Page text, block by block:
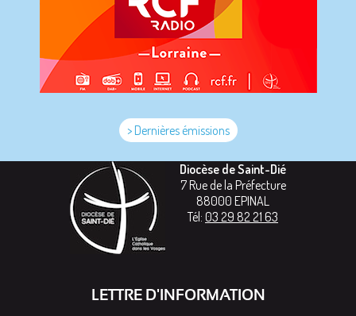
> Dernières émissions
Diocèse de Saint-Dié
7 Rue de la Préfecture
88000 EPINAL
Tél: 03 29 82 21 63
LETTRE D'INFORMATION